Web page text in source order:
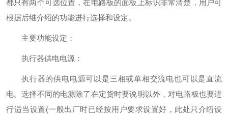
都只有两个可选位置，在电路板的面板上标识非常清楚，用户可
根据后继介绍的功能进行选择和设定。
主要功能设定：
执行器供电电源：
执行器的供电电源可以是三相或单相交流电也可以是直流
电。选择不同的电源除了在定货时要说明以外，对电路板也要进
行适当设置(一般出厂时已经按用户要求设置好，此处只介绍设